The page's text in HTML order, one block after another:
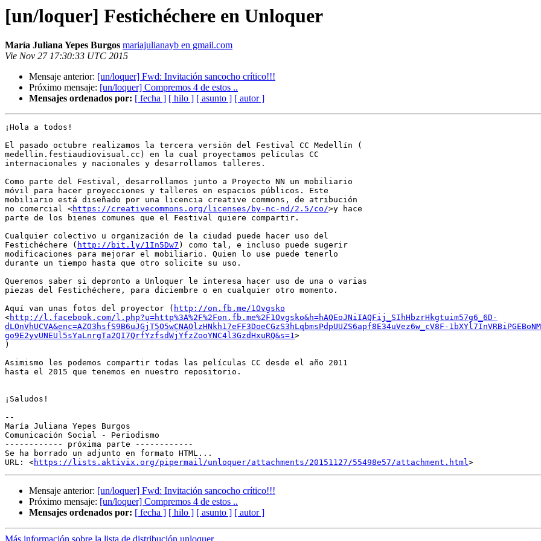
[un/loquer] Festichéchere en Unloquer
María Juliana Yepes Burgos mariajulianayb en gmail.com
Vie Nov 27 17:30:33 UTC 2015
Mensaje anterior: [un/loquer] Fwd: Invitación sancocho crítico!!!
Próximo mensaje: [un/loquer] Compremos 4 de estos ..
Mensajes ordenados por: [ fecha ] [ hilo ] [ asunto ] [ autor ]
¡Hola a todos!
El pasado octubre realizamos la tercera versión del Festival CC Medellín (
medellin.festiaudiovisual.cc) en la cual proyectamos películas CC
internacionales y nacionales y desarrollamos talleres.
Como parte del Festival, desarrollamos junto a Proyecto NN un mobiliario
móvil para hacer proyecciones y talleres en espacios públicos. Este
mobiliario está diseñado por una licencia creative commons, de atribución
no comercial <https://creativecommons.org/licenses/by-nc-nd/2.5/co/>y hace
parte de los bienes comunes que el Festival quiere compartir.
Cualquier colectivo u organización de la ciudad puede hacer uso del
Festichéchere ( http://bit.ly/1In5Dw7 ) como tal, e incluso puede sugerir
modificaciones para mejorar el mobiliario. Quien lo use puede tenerlo
durante un tiempo hasta que otro solicite su uso.
Queremos saber si depronto a Unloquer le interesa hacer uso de una o varias
piezas del Festichéchere, para diciembre o en cualquier otro momento.
Aquí van unas fotos del proyector ( http://on.fb.me/1Ovgsko
<http://l.facebook.com/l.php?u=http%3A%2F%2Fon.fb.me%2F1Ovgsko&h=hAQEoJNiIAQFij_SIhHbzrHkgtuim57g6_6D-
dLOnVhUCVA&enc=AZO3hsfS9B6uJGjT5O5wCNAOlzHNkh17eFF3DoeCGzS3hLqbmsPdpUUZS6apf8E34uVez6w_cV8F-
go9E2yvUNEUl5sYaLnrgTa2QI7QrfYzfsdWjYfzZooYNC4l3GzdHxuRQ&s=1>
)
Asimismo les podemos compartir todas las películas CC desde el año 2011
hasta el 2015 que tenemos en nuestro repositorio.
¡Saludos!
--
María Juliana Yepes Burgos
Comunicación Social - Periodismo
------------ próxima parte ------------
Se ha borrado un adjunto en formato HTML...
URL: <https://lists.aktivix.org/pipermail/unloquer/attachments/20151127/55498e57/attachment.html
Mensaje anterior: [un/loquer] Fwd: Invitación sancocho crítico!!!
Próximo mensaje: [un/loquer] Compremos 4 de estos ..
Mensajes ordenados por: [ fecha ] [ hilo ] [ asunto ] [ autor ]